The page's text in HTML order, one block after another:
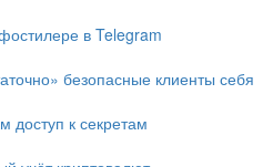
в Telegram
безопасные клиенты себя
доступ к секретам